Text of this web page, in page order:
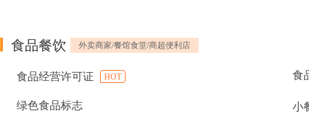
食品餐饮 外卖商家/餐馆食堂/商超便利店
食品经营许可证 HOT 食
绿色食品标志 小